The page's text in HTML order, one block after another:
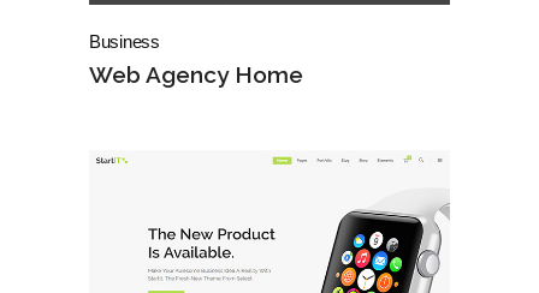
Business
Web Agency Home